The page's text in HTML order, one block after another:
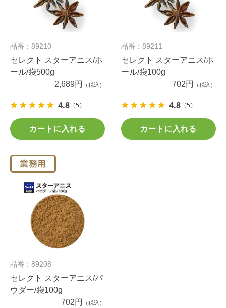
品番：89210
セレクト スターアニス/ホ
ール/袋500g
2,689円
（税込）
4.8 （5）
カートに入れる
品番：89211
セレクト スターアニス/ホ
ール/袋100g
702円
（税込）
4.8 （5）
カートに入れる
品番：89208
セレクト スターアニス/パ
ウダー/袋100g
702円
（税込）